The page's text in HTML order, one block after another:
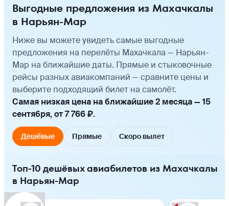
Выгодные предложения из Махачкалы
в Нарьян-Мар
Ниже вы можете увидеть самые выгодные
предложения на перелёты Махачкала — Нарьян-
Мар на ближайшие даты. Прямые и стыковочные
рейсы разных авиакомпаний — сравните цены и
выберите подходящий билет на самолёт.
Самая низкая цена на ближайшие 2 месяца — 15
сентября, от 7 766 ₽.
Дешёвые Прямые Скоро вылет
Топ-10 дешёвых авиабилетов из Махачкалы
в Нарьян-Мар